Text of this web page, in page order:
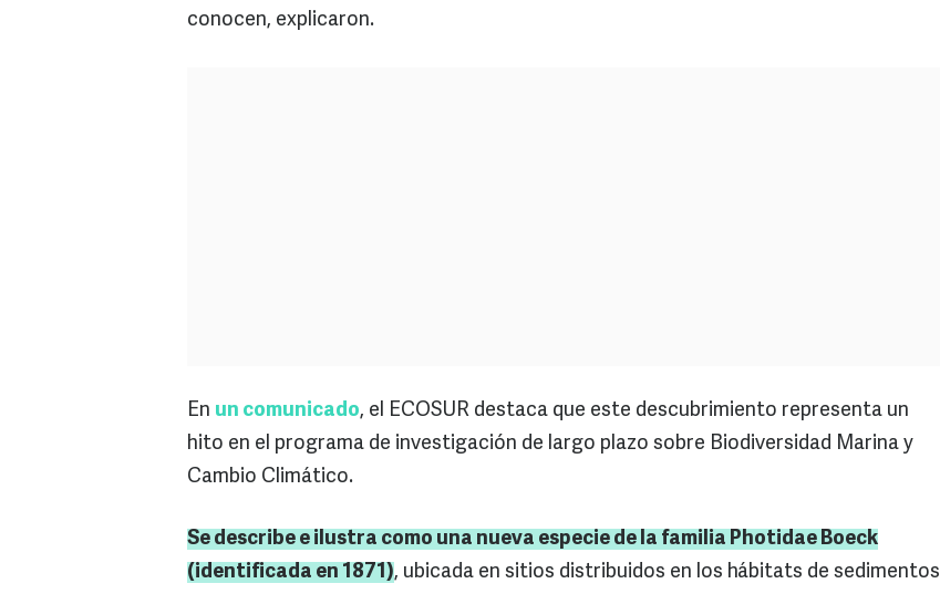
conocen, explicaron.
En un comunicado, el ECOSUR destaca que este descubrimiento representa un
hito en el programa de investigación de largo plazo sobre Biodiversidad Marina y
Cambio Climático.
Se describe e ilustra como una nueva especie de la familia Photidae Boeck
(identificada en 1871), ubicada en sitios distribuidos en los hábitats de sedimentos